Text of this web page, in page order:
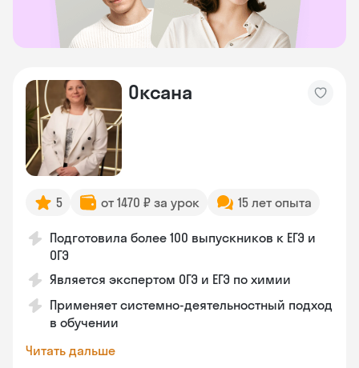
Оксана
5 от 1470 ₽ за урок 15 лет опыта
Подготовила более 100 выпускников к ЕГЭ и
ОГЭ
Является экспертом ОГЭ и ЕГЭ по химии
Применяет системно-деятельностный подход
в обучении
Читать дальше